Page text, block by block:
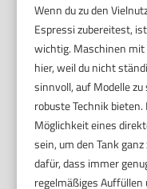
Wenn du zu den
Espressi zubereitest,
wichtig. Maschinen
hier, weil du nicht
sinnvoll, auf Modelle
robuste Technik
Möglichkeit eines
sein, um den Tank
dafür, dass immer
regelmäßiges